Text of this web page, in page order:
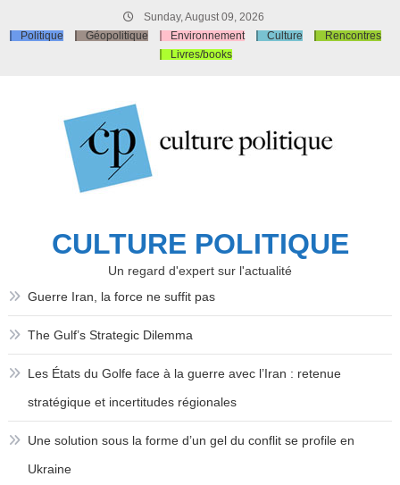
Sunday, August 09, 2026
Politique
Géopolitique Environnement Culture
Rencontres
Livres/books
CULTURE POLITIQUE
Un regard d'expert sur l'actualité
Guerre Iran, la force ne suffit pas
The Gulf’s Strategic Dilemma
Les États du Golfe face à la guerre avec l’Iran : retenue
stratégique et incertitudes régionales
Une solution sous la forme d’un gel du conflit se profile en
Ukraine